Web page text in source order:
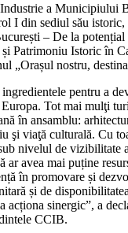
a Municipiului
I din sediul său istoric,
– De la potențial
Patrimoniu Istoric în
„Orașul nostru,
pentru a
Tot mai mulţi
în ansamblu:
şi viaţă culturală. Cu
nivelul de vizibilitate
ar avea mai puține
în promovare și
și de
acționa sinergic”, a
CCIB.